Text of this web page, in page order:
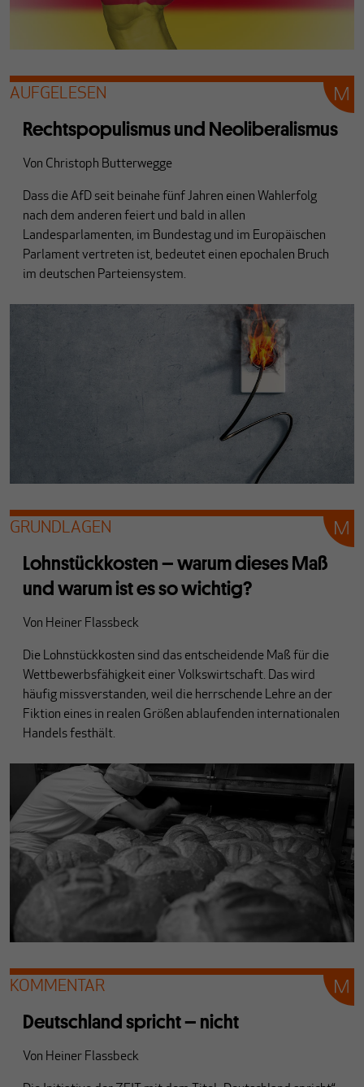
AUFGELESEN
Rechtspopulismus und Neoliberalismus
Von Christoph Butterwegge
Dass die AfD seit beinahe fünf Jahren einen Wahlerfolg
nach dem anderen feiert und bald in allen
Landesparlamenten, im Bundestag und im Europäischen
Parlament vertreten ist, bedeutet einen epochalen Bruch
im deutschen Parteiensystem.
GRUNDLAGEN
Lohnstückkosten – warum dieses Maß
und warum ist es so wichtig?
Von Heiner Flassbeck
Die Lohnstückkosten sind das entscheidende Maß für die
Wettbewerbsfähigkeit einer Volkswirtschaft. Das wird
häufig missverstanden, weil die herrschende Lehre an der
Fiktion eines in realen Größen ablaufenden internationalen
Handels festhält.
KOMMENTAR
Deutschland spricht – nicht
Von Heiner Flassbeck